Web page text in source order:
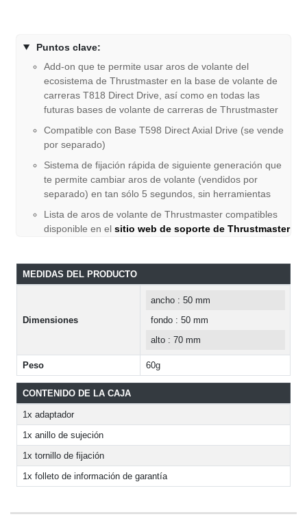
Puntos clave:
Add-on que te permite usar aros de volante del
ecosistema de Thrustmaster en la base de volante de
carreras T818 Direct Drive, así como en todas las
futuras bases de volante de carreras de Thrustmaster
Compatible con Base T598 Direct Axial Drive (se vende
por separado)
Sistema de fijación rápida de siguiente generación que
te permite cambiar aros de volante (vendidos por
separado) en tan sólo 5 segundos, sin herramientas
Lista de aros de volante de Thrustmaster compatibles
disponible en el sitio web de soporte de Thrustmaster
MEDIDAS DEL PRODUCTO
Dimensiones
ancho : 50 mm
fondo : 50 mm
alto : 70 mm
Peso 60g
CONTENIDO DE LA CAJA
1x adaptador
1x anillo de sujeción
1x tornillo de fijación
1x folleto de información de garantía